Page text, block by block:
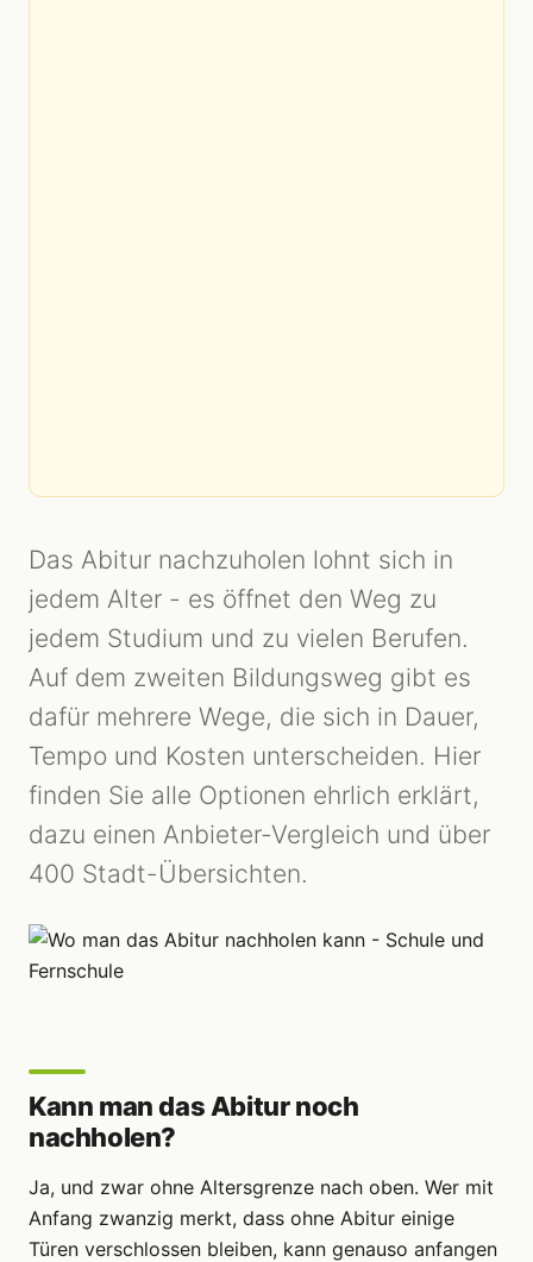
Das Abitur nachzuholen lohnt sich in
jedem Alter - es öffnet den Weg zu
jedem Studium und zu vielen Berufen.
Auf dem zweiten Bildungsweg gibt es
dafür mehrere Wege, die sich in Dauer,
Tempo und Kosten unterscheiden. Hier
finden Sie alle Optionen ehrlich erklärt,
dazu einen Anbieter-Vergleich und über
400 Stadt-Übersichten.
Kann man das Abitur noch
nachholen?
Ja, und zwar ohne Altersgrenze nach oben. Wer mit
Anfang zwanzig merkt, dass ohne Abitur einige
Türen verschlossen bleiben, kann genauso anfangen